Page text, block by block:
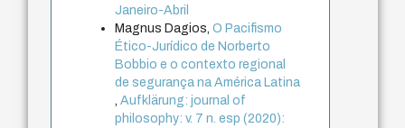
Janeiro-Abril
Magnus Dagios,O Pacifismo
Ético-Jurídico de Norberto
Bobbio e o contexto regional
de segurança na América Latina
,Aufklärung: journal of
philosophy: v. 7 n. esp (2020):